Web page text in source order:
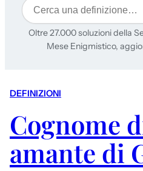
Cerca
Oltre 27.000 soluzioni della
Mese Enigmistico,
DEFINIZIONI
Cognome
amante di